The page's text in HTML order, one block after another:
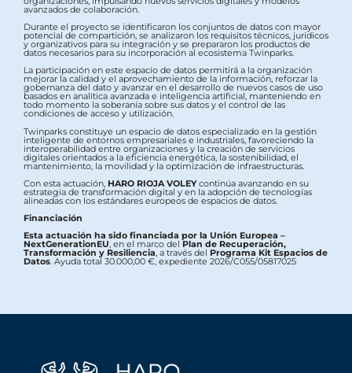
avanzados de colaboración.
Durante el proyecto se identificaron los conjuntos de datos con mayor
potencial de compartición, se analizaron los requisitos técnicos, jurídicos
y organizativos para su integración y se prepararon los productos de
datos necesarios para su incorporación al ecosistema Twinparks.
La participación en este espacio de datos permitirá a la organización
mejorar la calidad y el aprovechamiento de la información, reforzar la
gobernanza del dato y avanzar en el desarrollo de nuevos casos de uso
basados en analítica avanzada e inteligencia artificial, manteniendo en
todo momento la soberanía sobre sus datos y el control de las
condiciones de acceso y utilización.
Twinparks constituye un espacio de datos especializado en la gestión
inteligente de entornos empresariales e industriales, favoreciendo la
interoperabilidad entre organizaciones y la creación de servicios
digitales orientados a la eficiencia energética, la sostenibilidad, el
mantenimiento, la movilidad y la optimización de infraestructuras.
Con esta actuación, HARO RIOJA VOLEYcontinúa avanzando en su
estrategia de transformación digital y en la adopción de tecnologías
alineadas con los estándares europeos de espacios de datos.
Financiación
Esta actuación ha sido financiada por la Unión Europea –
NextGenerationEU, en el marco del Plan de Recuperación,
Transformación y Resiliencia, a través del Programa Kit Espacios de
Datos. Ayuda total 30.000,00 €, expediente 2026/C055/05817025